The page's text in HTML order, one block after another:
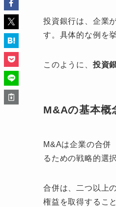
投資銀行は、企業
す。具体的な例を
このように、 投資
M&Aの基本概
M&Aは企業の合併
るための戦略的選
合併は、二つ以上
権益を取得するこ